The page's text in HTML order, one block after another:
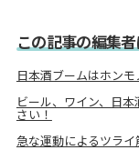
この記事の編集
日本酒ブームはホン
ビール、ワイン、日
さい！
急な運動によるツラ